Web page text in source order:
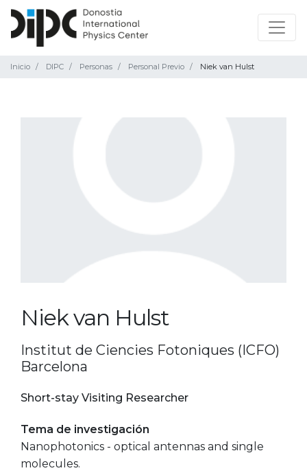
Inicio DIPC Personas Personal Previo Niek van Hulst
Niek van Hulst
Institut de Ciencies Fotoniques (ICFO)
Barcelona
Short-stay Visiting Researcher
Tema de investigación
Nanophotonics - optical antennas and single
molecules.